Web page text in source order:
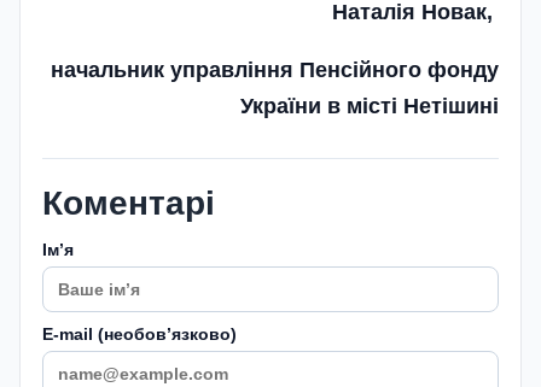
Наталія Новак,
начальник управління Пенсійного фонду
України в місті Нетішині
Коментарі
Імʼя
E-mail (необовʼязково)